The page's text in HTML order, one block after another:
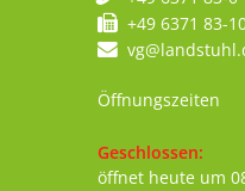
+49 6371 83-
Öffnungszeiten
Klicken, um
Geschlossen:
öffnet heute um